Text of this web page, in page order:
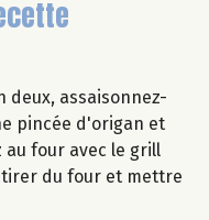
deux, assaisonnez-
pincée d'origan et
four avec le grill
du four et mettre